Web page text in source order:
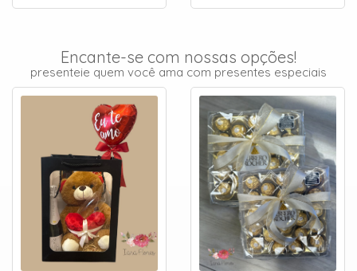
Encante-se com nossas opções!
presenteie quem você ama com presentes especiais